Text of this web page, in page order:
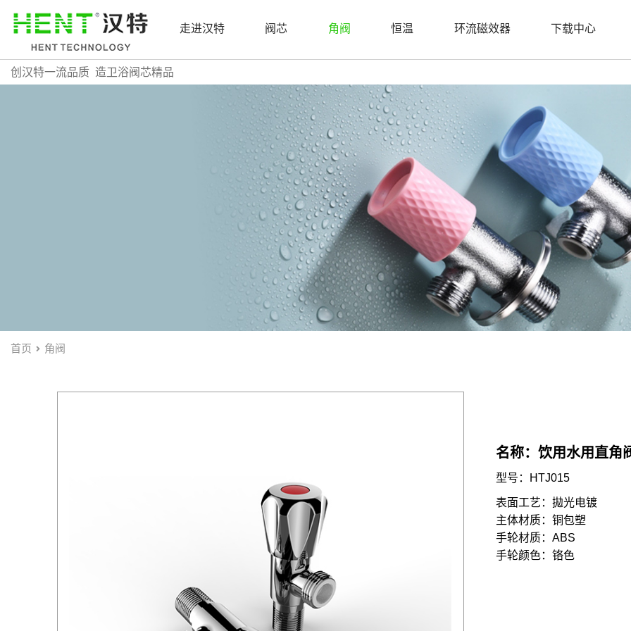
走进汉特 阀芯 角阀 恒温 环流磁效器 下载中心
创汉特一流品质 造卫浴阀芯精品
首页 角阀
名称：饮用水用直角
型号：HTJ015
表面工艺：拋光电镀
主体材质：铜包塑
手轮材质：ABS
手轮颜色：铬色